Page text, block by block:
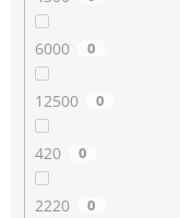
6000 0
12500 0
420 0
2220 0